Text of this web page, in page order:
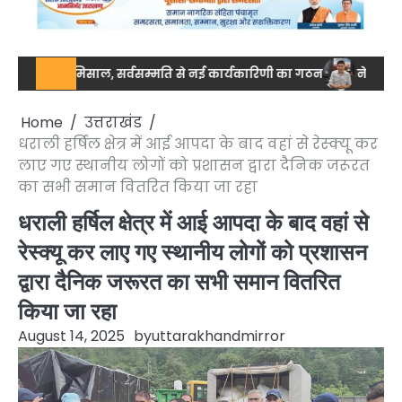
मिसाल, सर्वसम्मति से नई कार्यकारिणी का गठन नेशनल स्तर पर ड्रग
Home
उत्तराखंड
धराली हर्षिल क्षेत्र में आई आपदा के बाद वहां से रेस्क्यू कर
लाए गए स्थानीय लोगों को प्रशासन द्वारा दैनिक जरूरत
का सभी समान वितरित किया जा रहा
धराली हर्षिल क्षेत्र में आई आपदा के बाद वहां से
रेस्क्यू कर लाए गए स्थानीय लोगों को प्रशासन
द्वारा दैनिक जरूरत का सभी समान वितरित
किया जा रहा
August 14, 2025 byuttarakhandmirror